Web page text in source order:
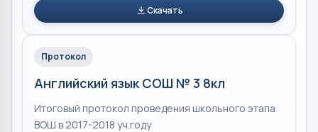
Скачать
Протокол
Английский язык СОШ № 3 8кл
Итоговый протокол проведения школьного этапа
ВОШ в 2017-2018 уч.году